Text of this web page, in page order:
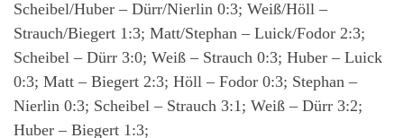
Scheibel/Huber – Dürr/Nierlin 0:3; Weiß/Höll –
Strauch/Biegert 1:3; Matt/Stephan – Luick/Fodor 2:3;
Scheibel – Dürr 3:0; Weiß – Strauch 0:3; Huber – Luick
0:3; Matt – Biegert 2:3; Höll – Fodor 0:3; Stephan –
Nierlin 0:3; Scheibel – Strauch 3:1; Weiß – Dürr 3:2;
Huber – Biegert 1:3;